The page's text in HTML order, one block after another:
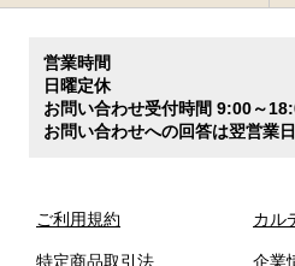
営業時間
日曜定休
お問い合わせ受付時間 9:00～
お問い合わせへの回答は翌営業日
ご利用規約
特定商品取引法
カル
企業